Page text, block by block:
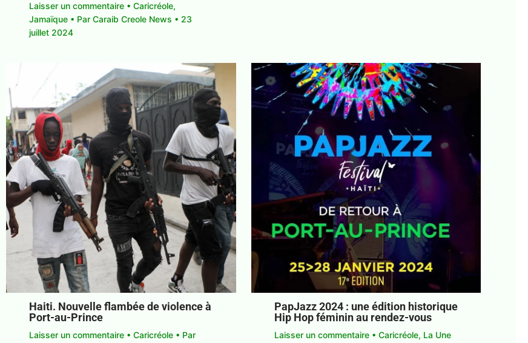
Laisser un commentaire •Caricréole,
Jamaïque • ParCaraib Creole News • 23
juillet 2024
Haiti. Nouvelle flambée de violence à
Port-au-Prince
Laisser un commentaire •Caricréole • Par
PapJazz 2024 : une édition historique
Hip Hop féminin au rendez-vous
Laisser un commentaire • Caricréole, La Une